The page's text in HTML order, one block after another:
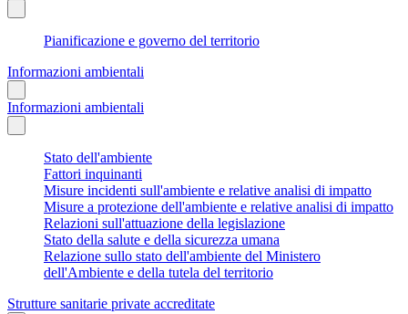
Pianificazione e governo del territorio
Informazioni ambientali
Informazioni ambientali
Stato dell'ambiente
Fattori inquinanti
Misure incidenti sull'ambiente e relative analisi di impatto
Misure a protezione dell'ambiente e relative analisi di impatto
Relazioni sull'attuazione della legislazione
Stato della salute e della sicurezza umana
Relazione sullo stato dell'ambiente del Ministero
dell'Ambiente e della tutela del territorio
Strutture sanitarie private accreditate